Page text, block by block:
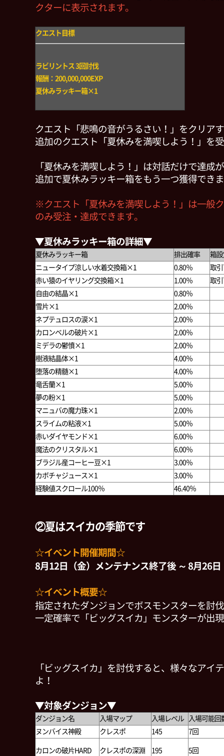
クターに表示されます。
クエスト目標
ラビリントス 3回討伐
報酬：200,000,000EXP
夏休みラッキー箱×1
クエスト「悲鳴の音がうるさい！」をクリア
追加のクエスト「夏休みを満喫しよう！」を
「夏休みを満喫しよう！」は対話だけで達成
追加で夏休みラッキー箱をもう一つ獲得でき
※クエスト「夏休みを満喫しよう！」は一般
のみ受注・達成できます。
▼夏休みラッキー箱の詳細▼
夏休みラッキー箱 排出確率
箱
ニュータイプ涼しい水着交換箱×1
0.80％
取
赤い猿のイヤリング交換箱×1
1.00％
取
自由の結晶×1
0.80％
雪片×1
2.00％
ネプテュロスの涙×1
2.00％
カロンベルの破片×1
2.00％
ミデラの鬱憤×1
2.00％
樹液結晶体×1
4.00％
堕落の精髄×1
4.00％
竜舌蘭×1
5.00％
夢の粉×1
5.00％
マニュバの魔力珠×1
2.00％
スライムの粘液×1
5.00％
赤いダイヤモンド×1
6.00％
魔法のクリスタル×1
6.00％
ブラジル産コーヒー豆×1
3.00％
カボチャジュース×1
3.00％
経験値スクロール100％
46.40％
②夏はスイカの季節です
☆イベント開催期間☆
8月12日（金）メンテナンス終了後 ～ 8月26日
☆イベント概要☆
指定されたダンジョンでボスモンスターを討
一定確率で「ビッグスイカ」モンスターが出
「ビッグスイカ」を討伐すると、様々なアイ
よ！
▼対象ダンジョン▼
ダンジョン名 入場マップ 入場レベル
入場可能回
ヌンバイス神殿
クレスポ 145 7回
カロンの破片HARD クレスポの深淵 195 5回